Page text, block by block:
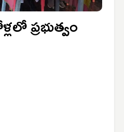
ప్రభుత్వం